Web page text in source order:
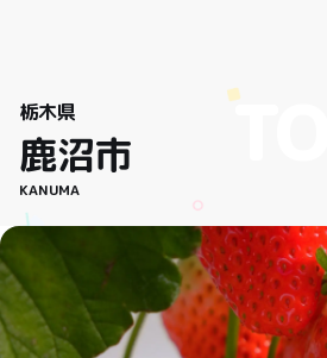
栃木県
鹿沼市
KANUMA